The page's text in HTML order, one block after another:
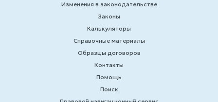
Изменения в законодательстве
Законы
Калькуляторы
Справочные материалы
Образцы договоров
Контакты
Помощь
Поиск